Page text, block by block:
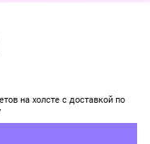
на холсте с доставкой по